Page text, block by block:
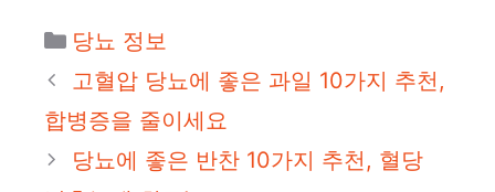
카
테
리
당뇨 정보
고혈압 당뇨에 좋은 과일 10가지 추천,
합병증을 줄이세요
당뇨에 좋은 반찬 10가지 추천, 혈당